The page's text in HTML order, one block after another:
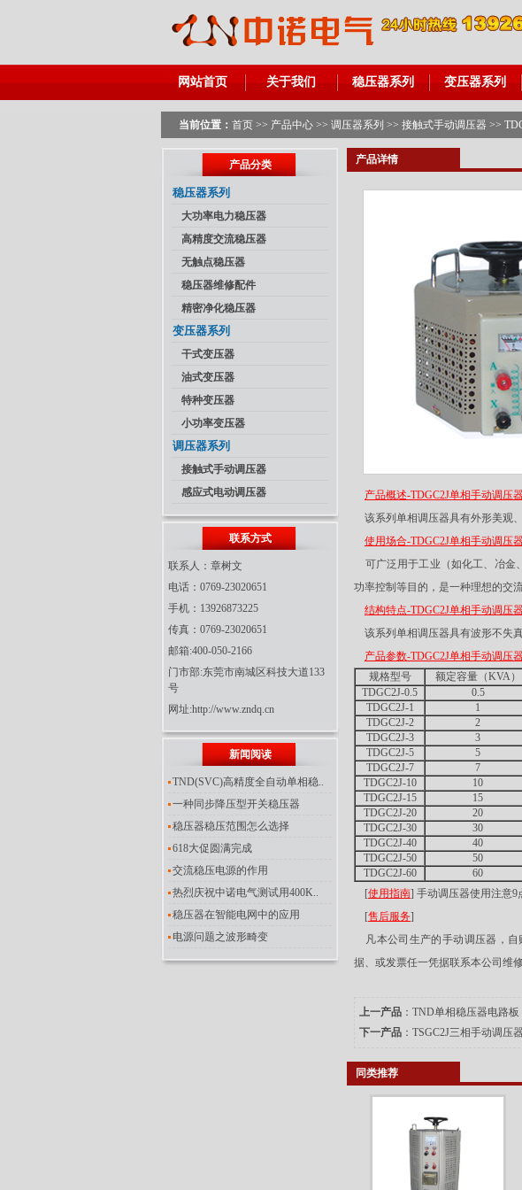
网站首页 关于我们 稳压器系列 变压器系列
当前位置： 首页 >> 产品中心 >> 调压器系列 >> 接触式手动调压器 >>
产品分类
稳压器系列
大功率电力稳压器
高精度交流稳压器
无触点稳压器
稳压器维修配件
精密净化稳压器
变压器系列
干式变压器
油式变压器
特种变压器
小功率变压器
调压器系列
接触式手动调压器
感应式电动调压器
联系方式
联系人：章树文
电话：0769-23020651
手机：13926873225
传真：0769-23020651
邮箱:400-050-2166
门市部:东莞市南城区科技大道133
号
网址:http://www.zndq.cn
新闻阅读
TND(SVC)高精度全自动单相稳..
一种同步降压型开关稳压器
稳压器稳压范围怎么选择
618大促圆满完成
交流稳压电源的作用
热烈庆祝中诺电气测试用400K..
稳压器在智能电网中的应用
电源问题之波形畸变
产品详情
产品概述-TDGC2J单相手动调压
该系列单相调压器具有外形美观
使用场合-TDGC2J单相手动调压
可广泛用于工业（如化工、冶金
功率控制等目的，是一种理想的交流
结构特点-TDGC2J单相手动调压
该系列单相调压器具有波形不失
产品参数-TDGC2J单相手动调压
规格型号
额定容量（KVA）
TDGC2J-0.5
0.5
TDGC2J-1
1
TDGC2J-2
2
TDGC2J-3
3
TDGC2J-5
5
TDGC2J-7
7
TDGC2J-10
10
TDGC2J-15
15
TDGC2J-20
20
TDGC2J-30
30
TDGC2J-40
40
TDGC2J-50
50
TDGC2J-60
60
[使用指南] 手动调压器使用注意9
[售后服务]
凡本公司生产的手动调压器，自
据、或发票任一凭据联系本公司维
上一产品 ： TND单相稳压器电路板
下一产品 ： TSGC2J三相手动调压器
同类推荐